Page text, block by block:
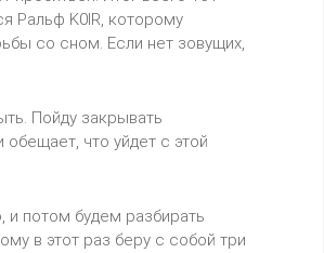
Ральф K0IR, которому
со сном. Если нет зовущих,
Пойду закрывать
что уйдет с этой
и потом будем разбирать
в этот раз беру с собой три